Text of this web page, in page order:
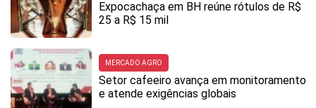
Expocachaça em BH reúne rótulos de R$
25 a R$ 15 mil
MERCADO AGRO
Setor cafeeiro avança em monitoramento
e atende exigências globais